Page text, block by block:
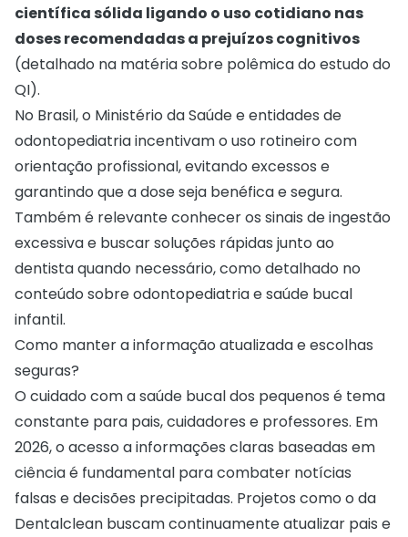
científica sólida ligando o uso cotidiano nas
doses recomendadas a prejuízos cognitivos
(detalhado na matéria sobre polêmica do estudo do
QI).
No Brasil, o Ministério da Saúde e entidades de
odontopediatria incentivam o uso rotineiro com
orientação profissional, evitando excessos e
garantindo que a dose seja benéfica e segura.
Também é relevante conhecer os sinais de ingestão
excessiva e buscar soluções rápidas junto ao
dentista quando necessário, como detalhado no
conteúdo sobreodontopediatria e saúde bucal
infantil.
Como manter a informação atualizada e escolhas
seguras?
O cuidado com a saúde bucal dos pequenos é tema
constante para pais, cuidadores e professores. Em
2026, o acesso a informações claras baseadas em
ciência é fundamental para combater notícias
falsas e decisões precipitadas. Projetos como o da
Dentalclean buscam continuamente atualizar pais e